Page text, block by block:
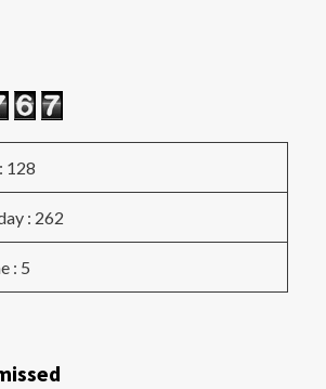
128
: 262
: 5